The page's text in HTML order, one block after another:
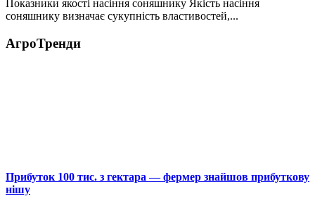
Показники якості насіння соняшнику Якість насіння
соняшнику визначає сукупність властивостей,...
АгроТренди
Прибуток 100 тис. з гектара — фермер знайшов прибуткову
нішу